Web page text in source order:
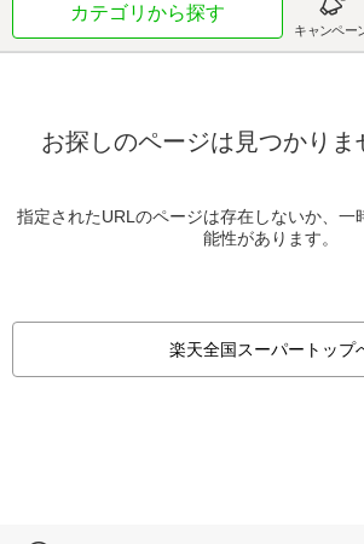
カテゴリから探す
キャンペー
お探しのページは見つかりま
指定されたURLのページは存在しないか、一
能性があります。
楽天全国スーパートップ